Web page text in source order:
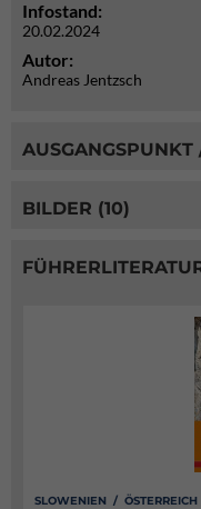
Infostand:
20.02.2024
Autor:
Andreas Jentzsch
BILDER (10)
SLOWENIEN /